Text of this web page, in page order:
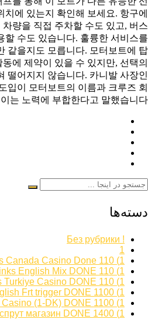
치에 있는지 확인해 보세요. 항구에
량을 직접 주차할 수도 있고, 버스
할 수도 있습니다. 훌륭한 서비스를
같을지도 모릅니다. 모터보트에 탑
에 제약이 있을 수 있지만, 선택의
떨어지지 않습니다. 카니발 사장인
입이 ​​모터보트의 이름과 크루즈 회
는 노력에 부합한다고 말했습니다.
دسته‌ها
! Без рубрики
1
1) 110 links Canada Casino Done
1) 110 links English Mix DONE
1) 110 links Turkiye Casino DONE
1) 1100 links English Frt trigger DONE
1) 1100 links Mix Casino (1-DK) DONE
1) 1400 links russia блэкспрут магазин DONE